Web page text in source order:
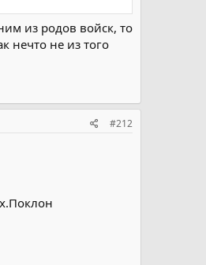
из родов войск, то
нечто не из того
#212